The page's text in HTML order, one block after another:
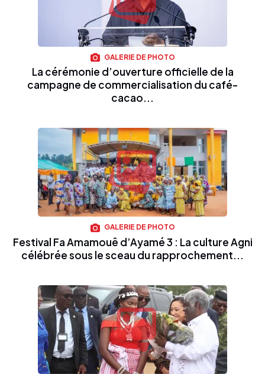
GALERIE DE PHOTO
La cérémonie d’ouverture officielle de la
campagne de commercialisation du café-
cacao...
GALERIE DE PHOTO
Festival Fa Amamouê d’Ayamé 3 : La culture Agni
célébrée sous le sceau du rapprochement...